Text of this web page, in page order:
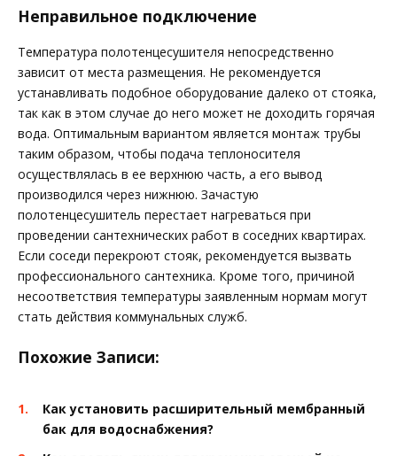
Неправильное подключение
Температура полотенцесушителя непосредственно
зависит от места размещения. Не рекомендуется
устанавливать подобное оборудование далеко от стояка,
так как в этом случае до него может не доходить горячая
вода. Оптимальным вариантом является монтаж трубы
таким образом, чтобы подача теплоносителя
осуществлялась в ее верхнюю часть, а его вывод
производился через нижнюю. Зачастую
полотенцесушитель перестает нагреваться при
проведении сантехнических работ в соседних квартирах.
Если соседи перекроют стояк, рекомендуется вызвать
профессионального сантехника. Кроме того, причиной
несоответствия температуры заявленным нормам могут
стать действия коммунальных служб.
Похожие Записи:
Как установить расширительный мембранный
бак для водоснабжения?